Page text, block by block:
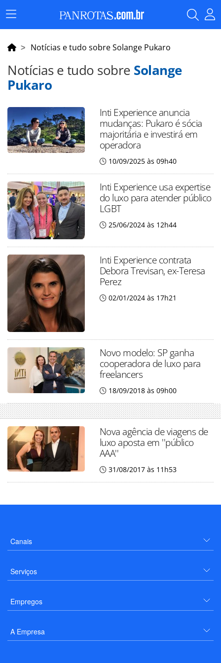
Menu
Principal
Notícias e tudo sobre Solange Pukaro
Notícias e tudo sobre Solange
Pukaro
Inti Experience anuncia
mudanças: Pukaro é sócia
majoritária e investirá em
operadora
10/09/2025 às 09h40
Inti Experience usa expertise
do luxo para atender público
LGBT
25/06/2024 às 12h44
Inti Experience contrata
Debora Trevisan, ex-Teresa
Perez
02/01/2024 às 17h21
Novo modelo: SP ganha
cooperadora de luxo para
freelancers
18/09/2018 às 09h00
Nova agência de viagens de
luxo aposta em ''público
AAA''
31/08/2017 às 11h53
Canais
Serviços
Empregos
A Empresa